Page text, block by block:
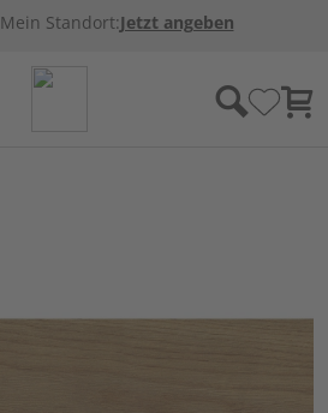
Mein Standort:Jetzt angeben